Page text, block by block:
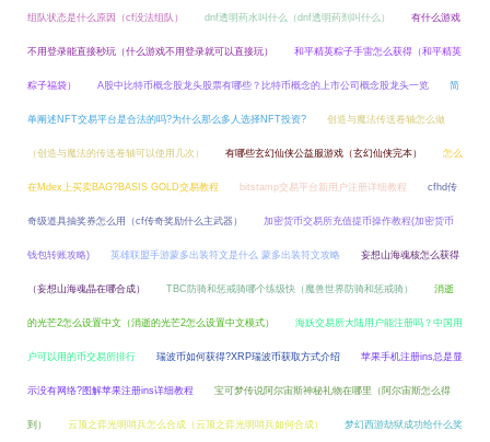
组队状态是什么原因（cf没法组队） dnf透明药水叫什么（dnf透明药剂叫什么） 有什么游戏
不用登录能直接秒玩（什么游戏不用登录就可以直接玩） 和平精英粽子手雷怎么获得（和平精英
粽子福袋） A股中比特币概念股龙头股票有哪些？比特币概念的上市公司概念股龙头一览 简
单阐述NFT交易平台是合法的吗?为什么那么多人选择NFT投资? 创造与魔法传送卷轴怎么做
（创造与魔法的传送卷轴可以使用几次） 有哪些玄幻仙侠公益服游戏（玄幻仙侠完本） 怎么
在Mdex上买卖BAG?BASIS GOLD交易教程 bitstamp交易平台新用户注册详细教程 cfhd传
奇级道具抽奖券怎么用（cf传奇奖励什么主武器） 加密货币交易所充值提币操作教程(加密货币
钱包转账攻略) 英雄联盟手游蒙多出装符文是什么 蒙多出装符文攻略 妄想山海魂核怎么获得
（妄想山海魂晶在哪合成） TBC防骑和惩戒骑哪个练级快（魔兽世界防骑和惩戒骑） 消逝
的光芒2怎么设置中文（消逝的光芒2怎么设置中文模式） 海妖交易所大陆用户能注册吗？中国用
户可以用的币交易所排行 瑞波币如何获得?XRP瑞波币获取方式介绍 苹果手机注册ins总是显
示没有网络?图解苹果注册ins详细教程 宝可梦传说阿尔宙斯神秘礼物在哪里（阿尔宙斯怎么得
到） 云顶之弈光明哨兵怎么合成（云顶之弈光明哨兵如何合成） 梦幻西游劫狱成功给什么奖